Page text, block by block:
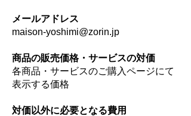
メールアドレス
maison-yoshimi@zorin.jp
商品の販売価格・サービスの対価
各商品・サービスのご購入ページにて
表示する価格
対価以外に必要となる費用